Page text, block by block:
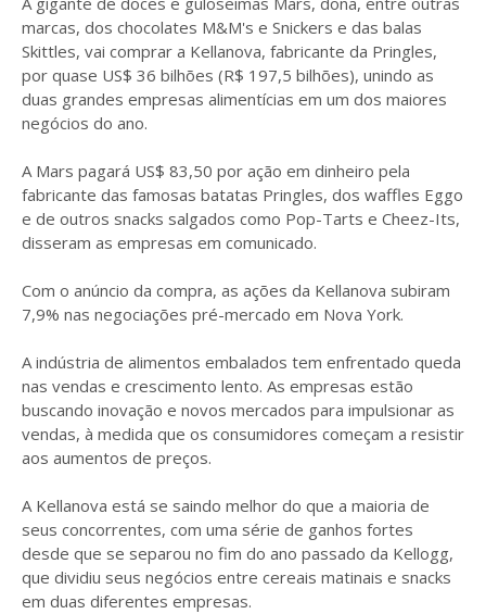
marcas, dos chocolates M&M's e Snickers e das balas
Skittles, vai comprar a Kellanova, fabricante da Pringles,
por quase US$ 36 bilhões (R$ 197,5 bilhões), unindo as
duas grandes empresas alimentícias em um dos maiores
negócios do ano.
A Mars pagará US$ 83,50 por ação em dinheiro pela
fabricante das famosas batatas Pringles, dos waffles Eggo
e de outros snacks salgados como Pop-Tarts e Cheez-Its,
disseram as empresas em comunicado.
Com o anúncio da compra, as ações da Kellanova subiram
7,9% nas negociações pré-mercado em Nova York.
A indústria de alimentos embalados tem enfrentado queda
nas vendas e crescimento lento. As empresas estão
buscando inovação e novos mercados para impulsionar as
vendas, à medida que os consumidores começam a resistir
aos aumentos de preços.
A Kellanova está se saindo melhor do que a maioria de
seus concorrentes, com uma série de ganhos fortes
desde que se separou no fim do ano passado da Kellogg,
que dividiu seus negócios entre cereais matinais e snacks
em duas diferentes empresas.